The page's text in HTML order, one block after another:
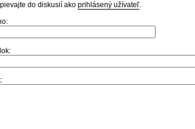
do diskusií ako prihlásený užívateľ.